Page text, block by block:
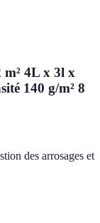
4L x 3l x
140 g/m² 8
des arrosages et